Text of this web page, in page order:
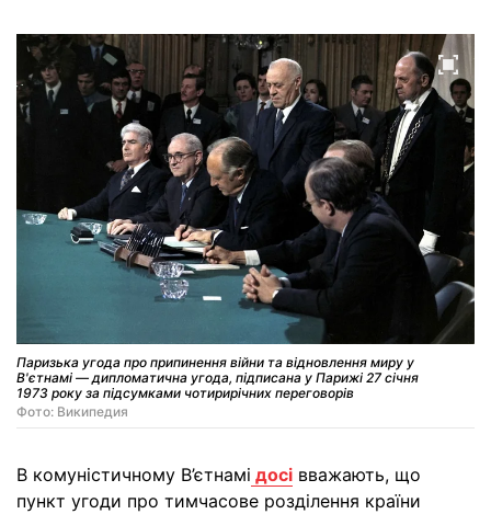
Паризька угода про припинення війни та відновлення миру у
В'єтнамі — дипломатична угода, підписана у Парижі 27 січня
1973 року за підсумками чотирирічних переговорів
Фото: Википедия
В комуністичному В’єтнамі досі вважають, що
пункт угоди про тимчасове розділення країни